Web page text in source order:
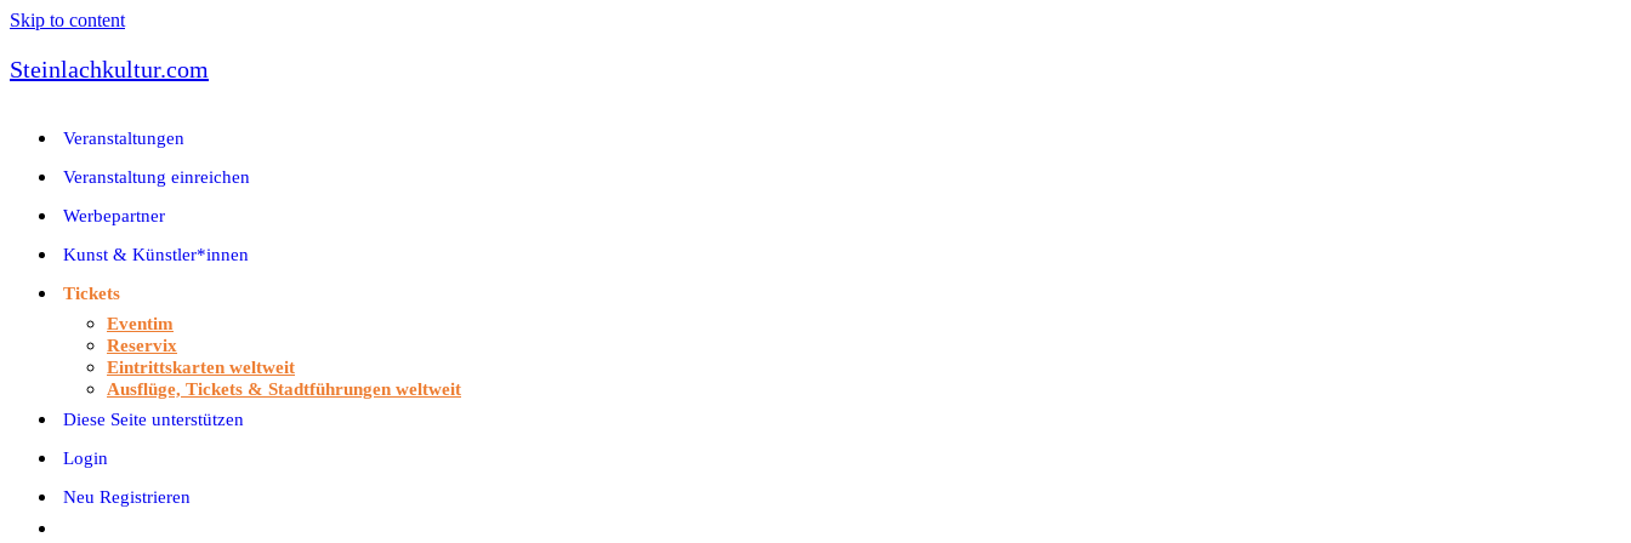
Skip to content
Steinlachkultur.com
Veranstaltungen
Veranstaltung einreichen
Werbepartner
Kunst & Künstler*innen
Tickets
Eventim
Reservix
Eintrittskarten weltweit
Ausflüge, Tickets & Stadtführungen weltweit
Diese Seite unterstützen
Login
Neu Registrieren